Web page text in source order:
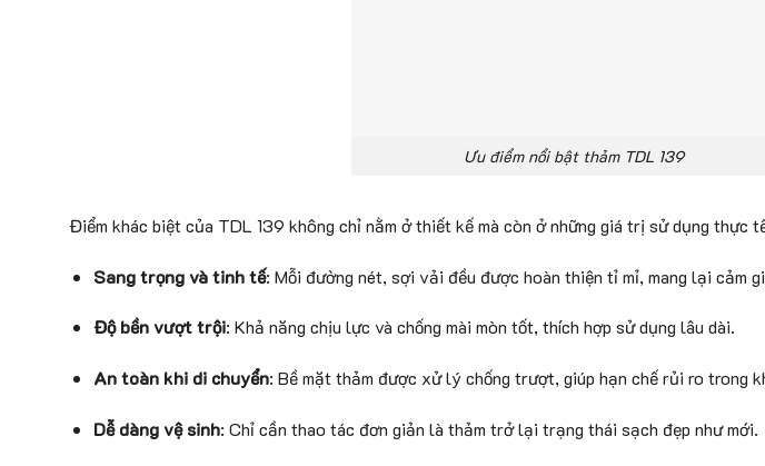
Ưu điểm nổi bật thảm TDL 139
Điểm khác biệt của TDL 139 không chỉ nằm ở thiết kế mà còn ở những giá trị sử dụng thực
Sang trọng và tinh tế: Mỗi đường nét, sợi vải đều được hoàn thiện tỉ mỉ, mang lại cảm
Độ bền vượt trội: Khả năng chịu lực và chống mài mòn tốt, thích hợp sử dụng lâu dài.
An toàn khi di chuyển: Bề mặt thảm được xử lý chống trượt, giúp hạn chế rủi ro trong
Dễ dàng vệ sinh: Chỉ cần thao tác đơn giản là thảm trở lại trạng thái sạch đẹp như mới.